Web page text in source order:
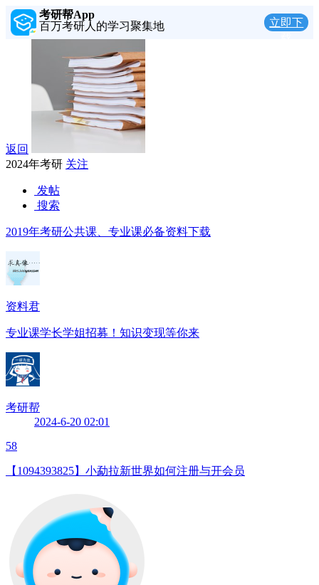
考研帮App
百万考研人的学习聚集地
立即下
返回
2024年考研 关注
发帖
搜索
2019年考研公共课、专业课必备资料下载
资料君
专业课学长学姐招募！知识变现等你来
考研帮
2024-6-20 02:01
58
【1094393825】小勐拉新世界如何注册与开会员